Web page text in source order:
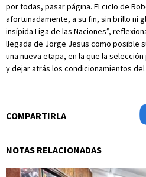
por todas, pasar página. El ciclo de
afortunadamente, a su fin, sin brillo ni
insípida Liga de las Naciones”,
llegada de Jorge Jesus como posible
una nueva etapa, en la que la
y dejar atrás los condicionamientos del
COMPARTIRLA
NOTAS RELACIONADAS